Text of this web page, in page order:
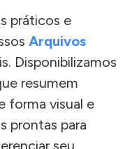
práticos e
Arquivos
Disponibilizamos
resumem
forma visual e
prontas para
seu